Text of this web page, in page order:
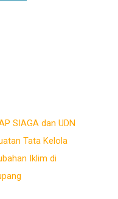
SIAGA dan UDN
Tata Kelola
Iklim di